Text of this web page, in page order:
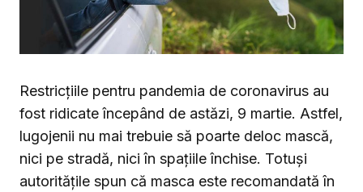
Restricțiile pentru pandemia de coronavirus au
fost ridicate începând de astăzi, 9 martie. Astfel,
lugojenii nu mai trebuie să poarte deloc mască,
nici pe stradă, nici în spațiile închise. Totuși
autoritățile spun că masca este recomandată în